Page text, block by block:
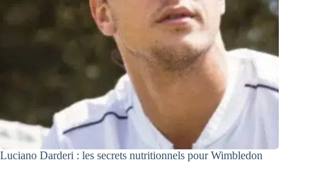
Luciano Darderi : les secrets nutritionnels pour Wimbledon